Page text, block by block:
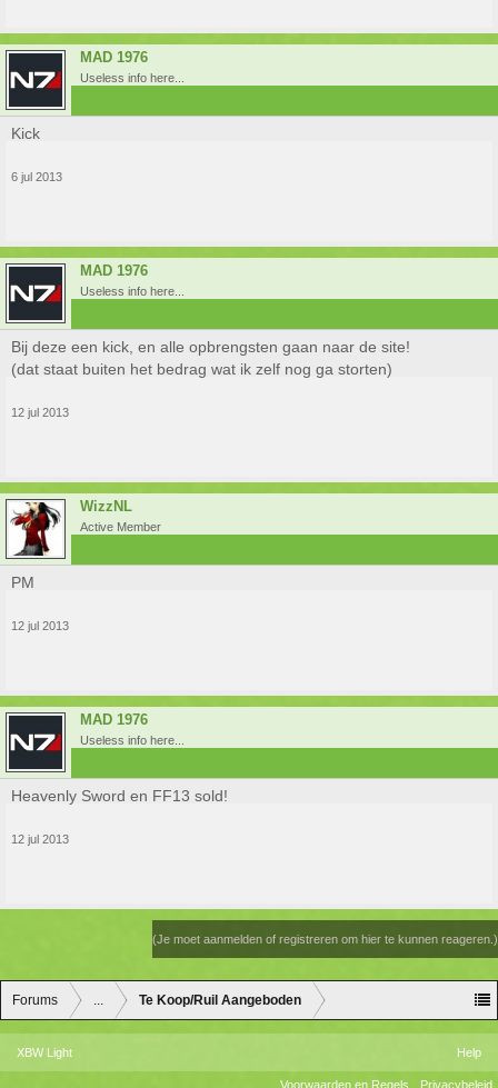
MAD 1976
Useless info here...
Kick
6 jul 2013
MAD 1976
Useless info here...
Bij deze een kick, en alle opbrengsten gaan naar de site!
(dat staat buiten het bedrag wat ik zelf nog ga storten)
12 jul 2013
WizzNL
Active Member
PM
12 jul 2013
MAD 1976
Useless info here...
Heavenly Sword en FF13 sold!
12 jul 2013
(Je moet aanmelden of registreren om hier te kunnen reageren.)
Forums ... Te Koop/Ruil Aangeboden
XBW Light Help
Voorwaarden en Regels Privacybeleid